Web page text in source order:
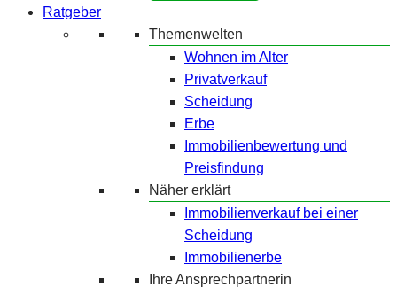
Ratgeber
Themenwelten
Wohnen im Alter
Privatverkauf
Scheidung
Erbe
Immobilienbewertung und
Preisfindung
Näher erklärt
Immobilienverkauf bei einer
Scheidung
Immobilienerbe
Ihre Ansprechpartnerin